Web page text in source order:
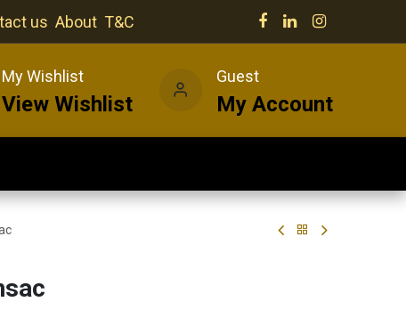
us About T&C
My Wishlist
View Wishlist
Guest
My Account